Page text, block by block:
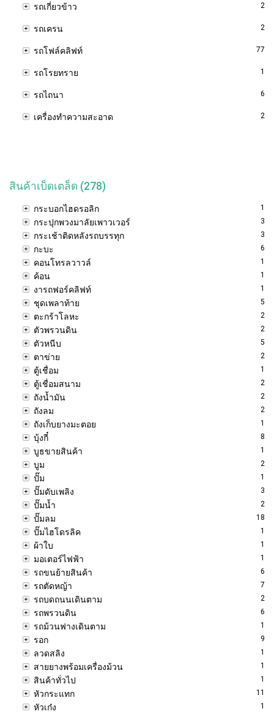
รถเกี่ยวข้าว 2
รถเครน 2
รถโฟล์คลิฟท์ 77
รถโรยทราย 1
รถไถนา 6
เครื่องทำความสะอาด 2
สินค้าเบ็ดเตล็ด (278)
กระบอกไฮดรอลิก 1
กระปุกพวงมาลัยเพาวเวอร์ 3
กระเช้าติดหลังรถบรรทุก 3
กะบะ 6
คอนโทรลวาวล์ 1
ค้อน 1
งารถฟอร์คลิฟท์ 1
ชุดเพลาท้าย 5
ตะกร้าโลหะ 2
ตัวพรวนดิน 2
ตัวหนีบ 5
ตาข่าย 2
ตู้เชื่อม 1
ตู้เชื่อมสนาม 2
ถังน้ำมัน 2
ถังลม 2
ถังเก็บยางมะตอย 1
บุ้งกี๋ 8
บูธขายสินค้า 1
บูม 2
ปั๊ม 1
ปั๊มดับเพลิง 3
ปั๊มน้ำ 2
ปั๊มลม 18
ปั๊มไฮโดรลิค 1
ผ้าใบ 1
มอเตอร์ไฟฟ้า 1
รถขนย้ายสินค้า 6
รถตัดหญ้า 7
รถบดถนนเดินตาม 2
รถพรวนดิน 6
รถม้วนฟางเดินตาม 1
รอก 9
ลวดสลิง 1
สายยางพร้อมเครื่องม้วน 1
สินค้าทั่วไป 1
หัวกระแทก 11
หัวเก๋ง 1